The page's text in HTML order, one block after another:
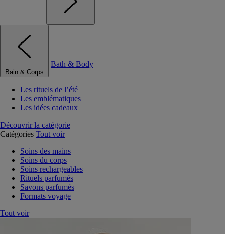
Bain & Corps
Bath & Body
Les rituels de l’été
Les emblématiques
Les idées cadeaux
Découvrir la catégorie
Catégories Tout voir
Soins des mains
Soins du corps
Soins rechargeables
Rituels parfumés
Savons parfumés
Formats voyage
Tout voir